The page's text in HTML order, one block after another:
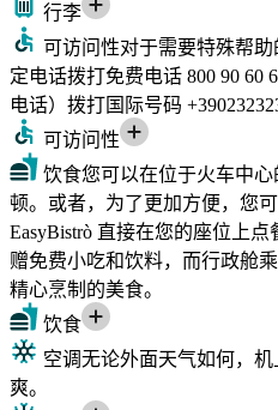
行李
可访问性对于需要特殊帮
定电话拨打免费电话 800 90 60
电话）拨打国际号码
可访问性
饮食您可以在位于火车中心
顿。或者，为了更加方便，您
EasyBistrò 直接在您的座位上
赠免费小吃和饮料，而行政舱
精心烹制的美食。
饮食
空调无论外面天气如何，
爽。